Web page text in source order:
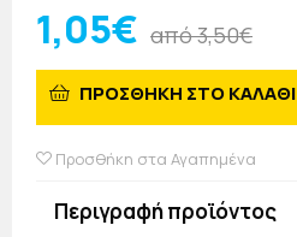
1,05€ από 3,50€
ΠΡΟΣΘΗΚΗ ΣΤΟ ΚΑΛΑΘΙ
Προσθήκη στα Αγαπημένα
Περιγραφή προϊόντος